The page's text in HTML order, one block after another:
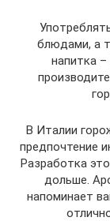
блюдами, а
напитка –
В Италии
предпочтение
Разработка
дольше.
напоминает